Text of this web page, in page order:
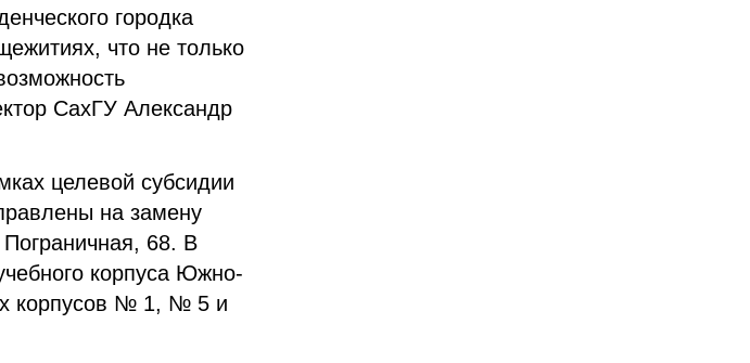
городка
что не только
СахГУ Александр
целевой субсидии
на замену
68. В
корпуса Южно-
корпусов № 1, № 5 и